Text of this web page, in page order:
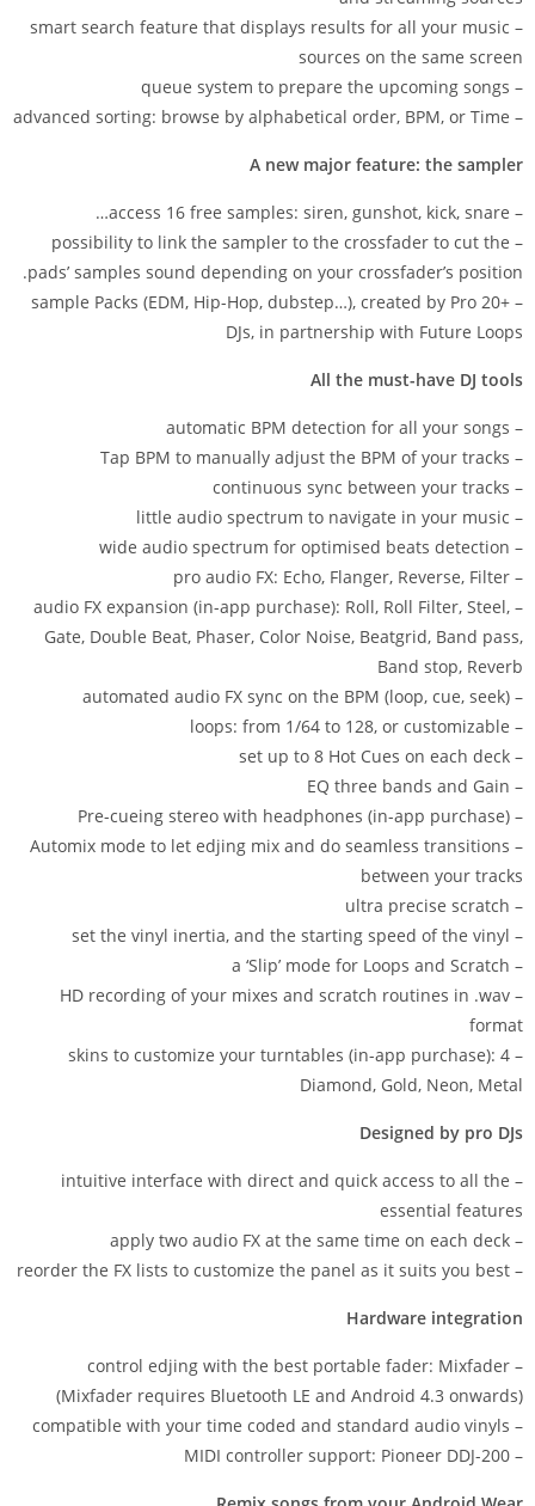
– smart search feature that displays results for all your music
sources on the same screen
– queue system to prepare the upcoming songs
– advanced sorting: browse by alphabetical order, BPM, or Time
A new major feature: the sampler
– access 16 free samples: siren, gunshot, kick, snare…
– possibility to link the sampler to the crossfader to cut the
pads’ samples sound depending on your crossfader’s position.
– +20 sample Packs (EDM, Hip-Hop, dubstep…), created by Pro
DJs, in partnership with Future Loops
All the must-have DJ tools
– automatic BPM detection for all your songs
– Tap BPM to manually adjust the BPM of your tracks
– continuous sync between your tracks
– little audio spectrum to navigate in your music
– wide audio spectrum for optimised beats detection
– pro audio FX: Echo, Flanger, Reverse, Filter
– audio FX expansion (in-app purchase): Roll, Roll Filter, Steel,
Gate, Double Beat, Phaser, Color Noise, Beatgrid, Band pass,
Band stop, Reverb
– automated audio FX sync on the BPM (loop, cue, seek)
– loops: from 1/64 to 128, or customizable
– set up to 8 Hot Cues on each deck
– EQ three bands and Gain
– Pre-cueing stereo with headphones (in-app purchase)
– Automix mode to let edjing mix and do seamless transitions
between your tracks
– ultra precise scratch
– set the vinyl inertia, and the starting speed of the vinyl
– a ‘Slip’ mode for Loops and Scratch
– HD recording of your mixes and scratch routines in .wav
format
– 4 skins to customize your turntables (in-app purchase):
Diamond, Gold, Neon, Metal
Designed by pro DJs
– intuitive interface with direct and quick access to all the
essential features
– apply two audio FX at the same time on each deck
– reorder the FX lists to customize the panel as it suits you best
Hardware integration
– control edjing with the best portable fader: Mixfader
(Mixfader requires Bluetooth LE and Android 4.3 onwards)
– compatible with your time coded and standard audio vinyls
– MIDI controller support: Pioneer DDJ-200